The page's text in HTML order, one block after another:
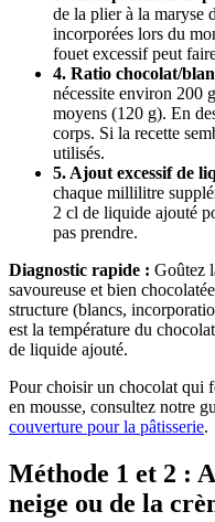
de la plier à la maryse
incorporées lors du
fouet excessif peut
4. Ratio chocolat/
nécessite environ 200
moyens (120 g). En
corps. Si la recette
utilisés.
5. Ajout excessif de
chaque millilitre
2 cl de liquide ajouté
pas prendre.
Diagnostic rapide : Goûtez
savoureuse et bien
structure (blancs,
est la température du
de liquide ajouté.
Pour choisir un chocolat qui
en mousse, consultez notre
couverture pour la pâtisserie.
Méthode 1 et 2 :
neige ou de la